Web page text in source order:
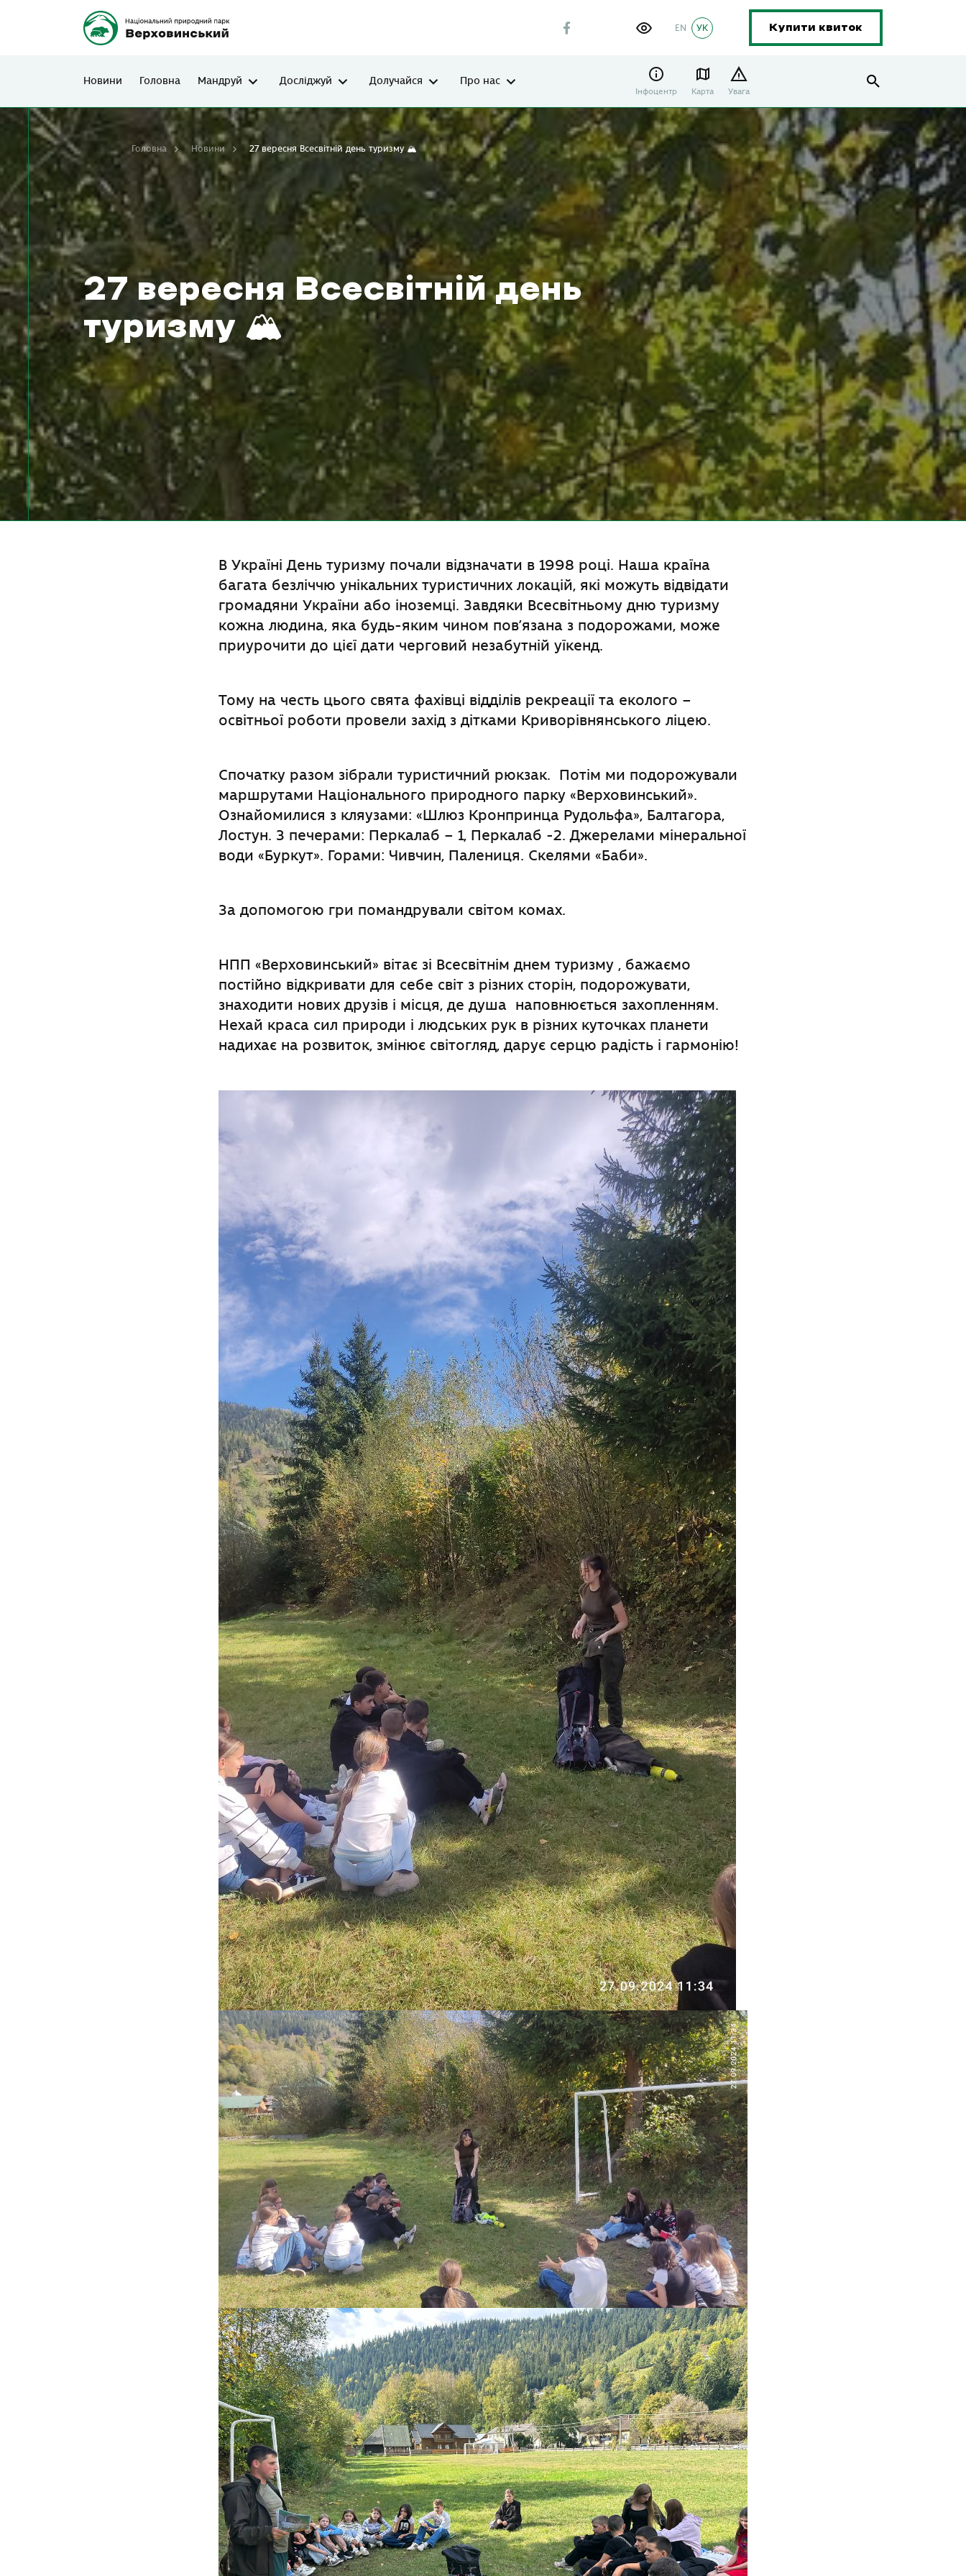
УК
EN Купити квиток
Новини Головна Мандруй Досліджуй Долучайся Про нас
Інфоцентр Карта Увага
27 вересня Всесвітній день
туризму 🏔️
Головна Новини 27 вересня Всесвітній день туризму 🏔️
В Україні День туризму почали відзначати в 1998 році. Наша країна
багата безліччю унікальних туристичних локацій, які можуть відвідати
громадяни України або іноземці. Завдяки Всесвітньому дню туризму
кожна людина, яка будь-яким чином пов’язана з подорожами, може
приурочити до цієї дати черговий незабутній уїкенд.
Тому на честь цього свята фахівці відділів рекреації та еколого –
освітньої роботи провели захід з дітками Криворівнянського ліцею.
Спочатку разом зібрали туристичний рюкзак. Потім ми подорожували
маршрутами Національного природного парку «Верховинський».
Ознайомилися з кляузами: «Шлюз Кронпринца Рудольфа», Балтагора,
Лостун. З печерами: Перкалаб – 1, Перкалаб -2. Джерелами мінеральної
води «Буркут». Горами: Чивчин, Палениця. Скелями «Баби».
За допомогою гри помандрували світом комах.
НПП «Верховинський» вітає зі Всесвітнім днем туризму , бажаємо
постійно відкривати для себе світ з різних сторін, подорожувати,
знаходити нових друзів і місця, де душа наповнюється захопленням.
Нехай краса сил природи і людських рук в різних куточках планети
надихає на розвиток, змінює світогляд, дарує серцю радість і гармонію!